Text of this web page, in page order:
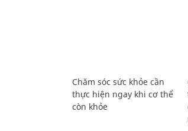
Chăm sóc sức khỏe cần
thực hiện ngay khi cơ thể
còn khỏe